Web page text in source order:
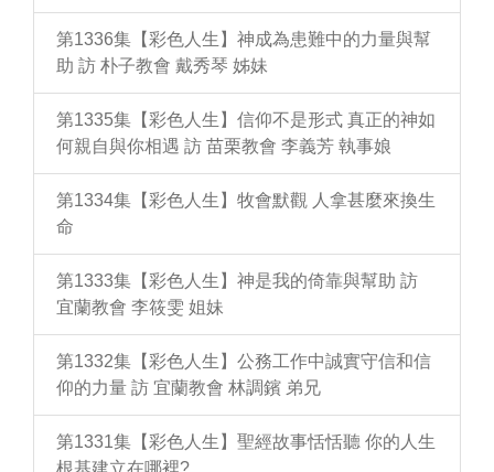
第1336集【彩色人生】神成為患難中的力量與幫
助 訪 朴子教會 戴秀琴 姊妹
第1335集【彩色人生】信仰不是形式 真正的神如
何親自與你相遇 訪 苗栗教會 李義芳 執事娘
第1334集【彩色人生】牧會默觀 人拿甚麼來換生
命
第1333集【彩色人生】神是我的倚靠與幫助 訪
宜蘭教會 李筱雯 姐妹
第1332集【彩色人生】公務工作中誠實守信和信
仰的力量 訪 宜蘭教會 林調鑌 弟兄
第1331集【彩色人生】聖經故事恬恬聽 你的人生
根基建立在哪裡?